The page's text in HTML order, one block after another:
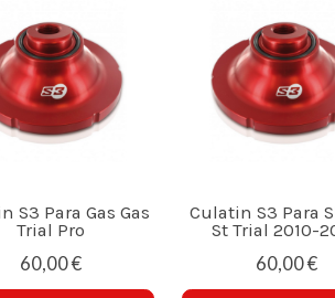
S3 Para Gas Gas
Trial Pro
60,00 €
Culatin S3 Para
St Trial 2010-
60,00 €